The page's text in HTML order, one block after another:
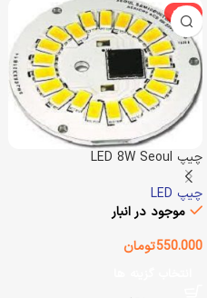
-29%
چیپ LED 8W Seoul
Semiconductor
چیپ LED
موجود در انبار
550.000تومان